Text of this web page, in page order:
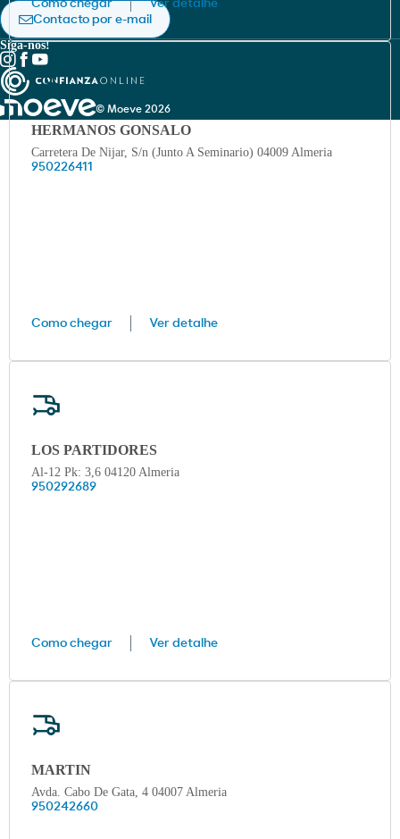
Como chegar Ver detalhe
HERMANOS GONSALO
Carretera De Nijar, S/n (Junto A Seminario) 04009 Almeria
950226411
Como chegar Ver detalhe
LOS PARTIDORES
Al-12 Pk: 3,6 04120 Almeria
950292689
Como chegar Ver detalhe
MARTIN
Avda. Cabo De Gata, 4 04007 Almeria
950242660
Política de privacidade
Contacto por e-mail
© Moeve 2026
Siga-nos!